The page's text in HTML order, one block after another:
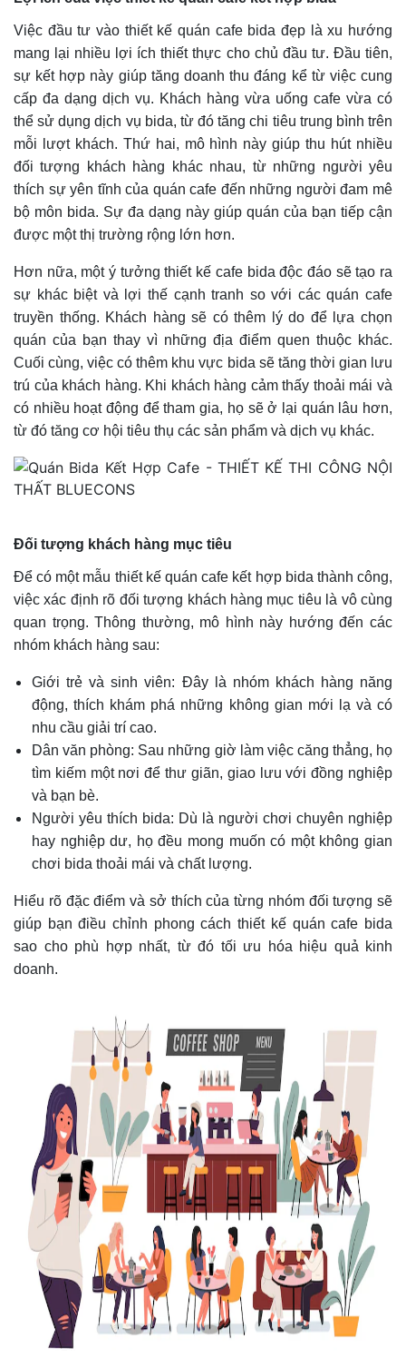
Việc đầu tư vào thiết kế quán cafe bida đẹp là xu hướng
mang lại nhiều lợi ích thiết thực cho chủ đầu tư. Đầu tiên,
sự kết hợp này giúp tăng doanh thu đáng kể từ việc cung
cấp đa dạng dịch vụ. Khách hàng vừa uống cafe vừa có
thể sử dụng dịch vụ bida, từ đó tăng chi tiêu trung bình trên
mỗi lượt khách. Thứ hai, mô hình này giúp thu hút nhiều
đối tượng khách hàng khác nhau, từ những người yêu
thích sự yên tĩnh của quán cafe đến những người đam mê
bộ môn bida. Sự đa dạng này giúp quán của bạn tiếp cận
được một thị trường rộng lớn hơn.
Hơn nữa, một ý tưởng thiết kế cafe bida độc đáo sẽ tạo ra
sự khác biệt và lợi thế cạnh tranh so với các quán cafe
truyền thống. Khách hàng sẽ có thêm lý do để lựa chọn
quán của bạn thay vì những địa điểm quen thuộc khác.
Cuối cùng, việc có thêm khu vực bida sẽ tăng thời gian lưu
trú của khách hàng. Khi khách hàng cảm thấy thoải mái và
có nhiều hoạt động để tham gia, họ sẽ ở lại quán lâu hơn,
từ đó tăng cơ hội tiêu thụ các sản phẩm và dịch vụ khác.
Đối tượng khách hàng mục tiêu
Để có một mẫu thiết kế quán cafe kết hợp bida thành công,
việc xác định rõ đối tượng khách hàng mục tiêu là vô cùng
quan trọng. Thông thường, mô hình này hướng đến các
nhóm khách hàng sau:
Giới trẻ và sinh viên: Đây là nhóm khách hàng năng
động, thích khám phá những không gian mới lạ và có
nhu cầu giải trí cao.
Dân văn phòng: Sau những giờ làm việc căng thẳng, họ
tìm kiếm một nơi để thư giãn, giao lưu với đồng nghiệp
và bạn bè.
Người yêu thích bida: Dù là người chơi chuyên nghiệp
hay nghiệp dư, họ đều mong muốn có một không gian
chơi bida thoải mái và chất lượng.
Hiểu rõ đặc điểm và sở thích của từng nhóm đối tượng sẽ
giúp bạn điều chỉnh phong cách thiết kế quán cafe bida
sao cho phù hợp nhất, từ đó tối ưu hóa hiệu quả kinh
doanh.